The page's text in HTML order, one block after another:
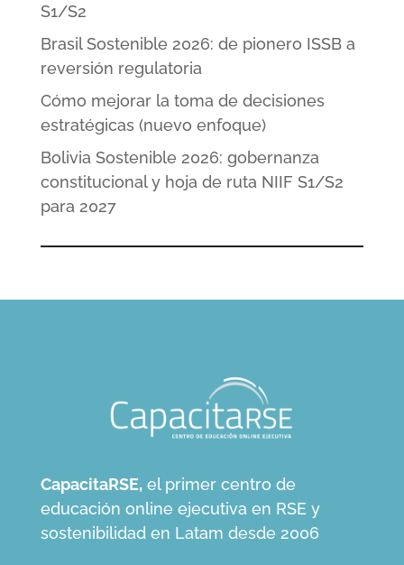
S1/S2
Brasil Sostenible 2026: de pionero ISSB a
reversión regulatoria
Cómo mejorar la toma de decisiones
estratégicas (nuevo enfoque)
Bolivia Sostenible 2026: gobernanza
constitucional y hoja de ruta NIIF S1/S2
para 2027
CapacitaRSE, el primer centro de
educación online ejecutiva en RSE y
sostenibilidad en Latam desde 2006